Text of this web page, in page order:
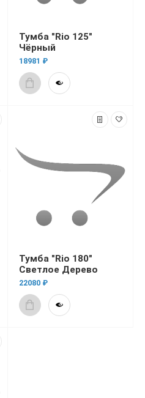
Тумба "Rio 125"
Чёрный
18981 ₽
Тумба "Rio 180"
Светлое Дерево
22080 ₽